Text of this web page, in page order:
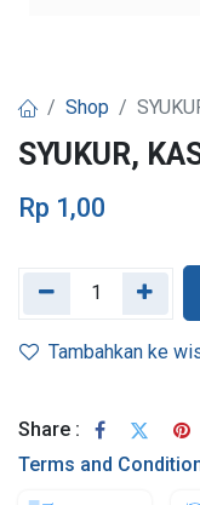
Shop
SYUKUR,
Rp 1,00
Tambahkan ke
Share :
Terms and